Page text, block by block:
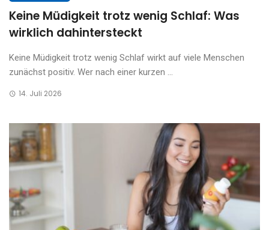
Keine Müdigkeit trotz wenig Schlaf: Was
wirklich dahintersteckt
Keine Müdigkeit trotz wenig Schlaf wirkt auf viele Menschen
zunächst positiv. Wer nach einer kurzen ...
14. Juli 2026